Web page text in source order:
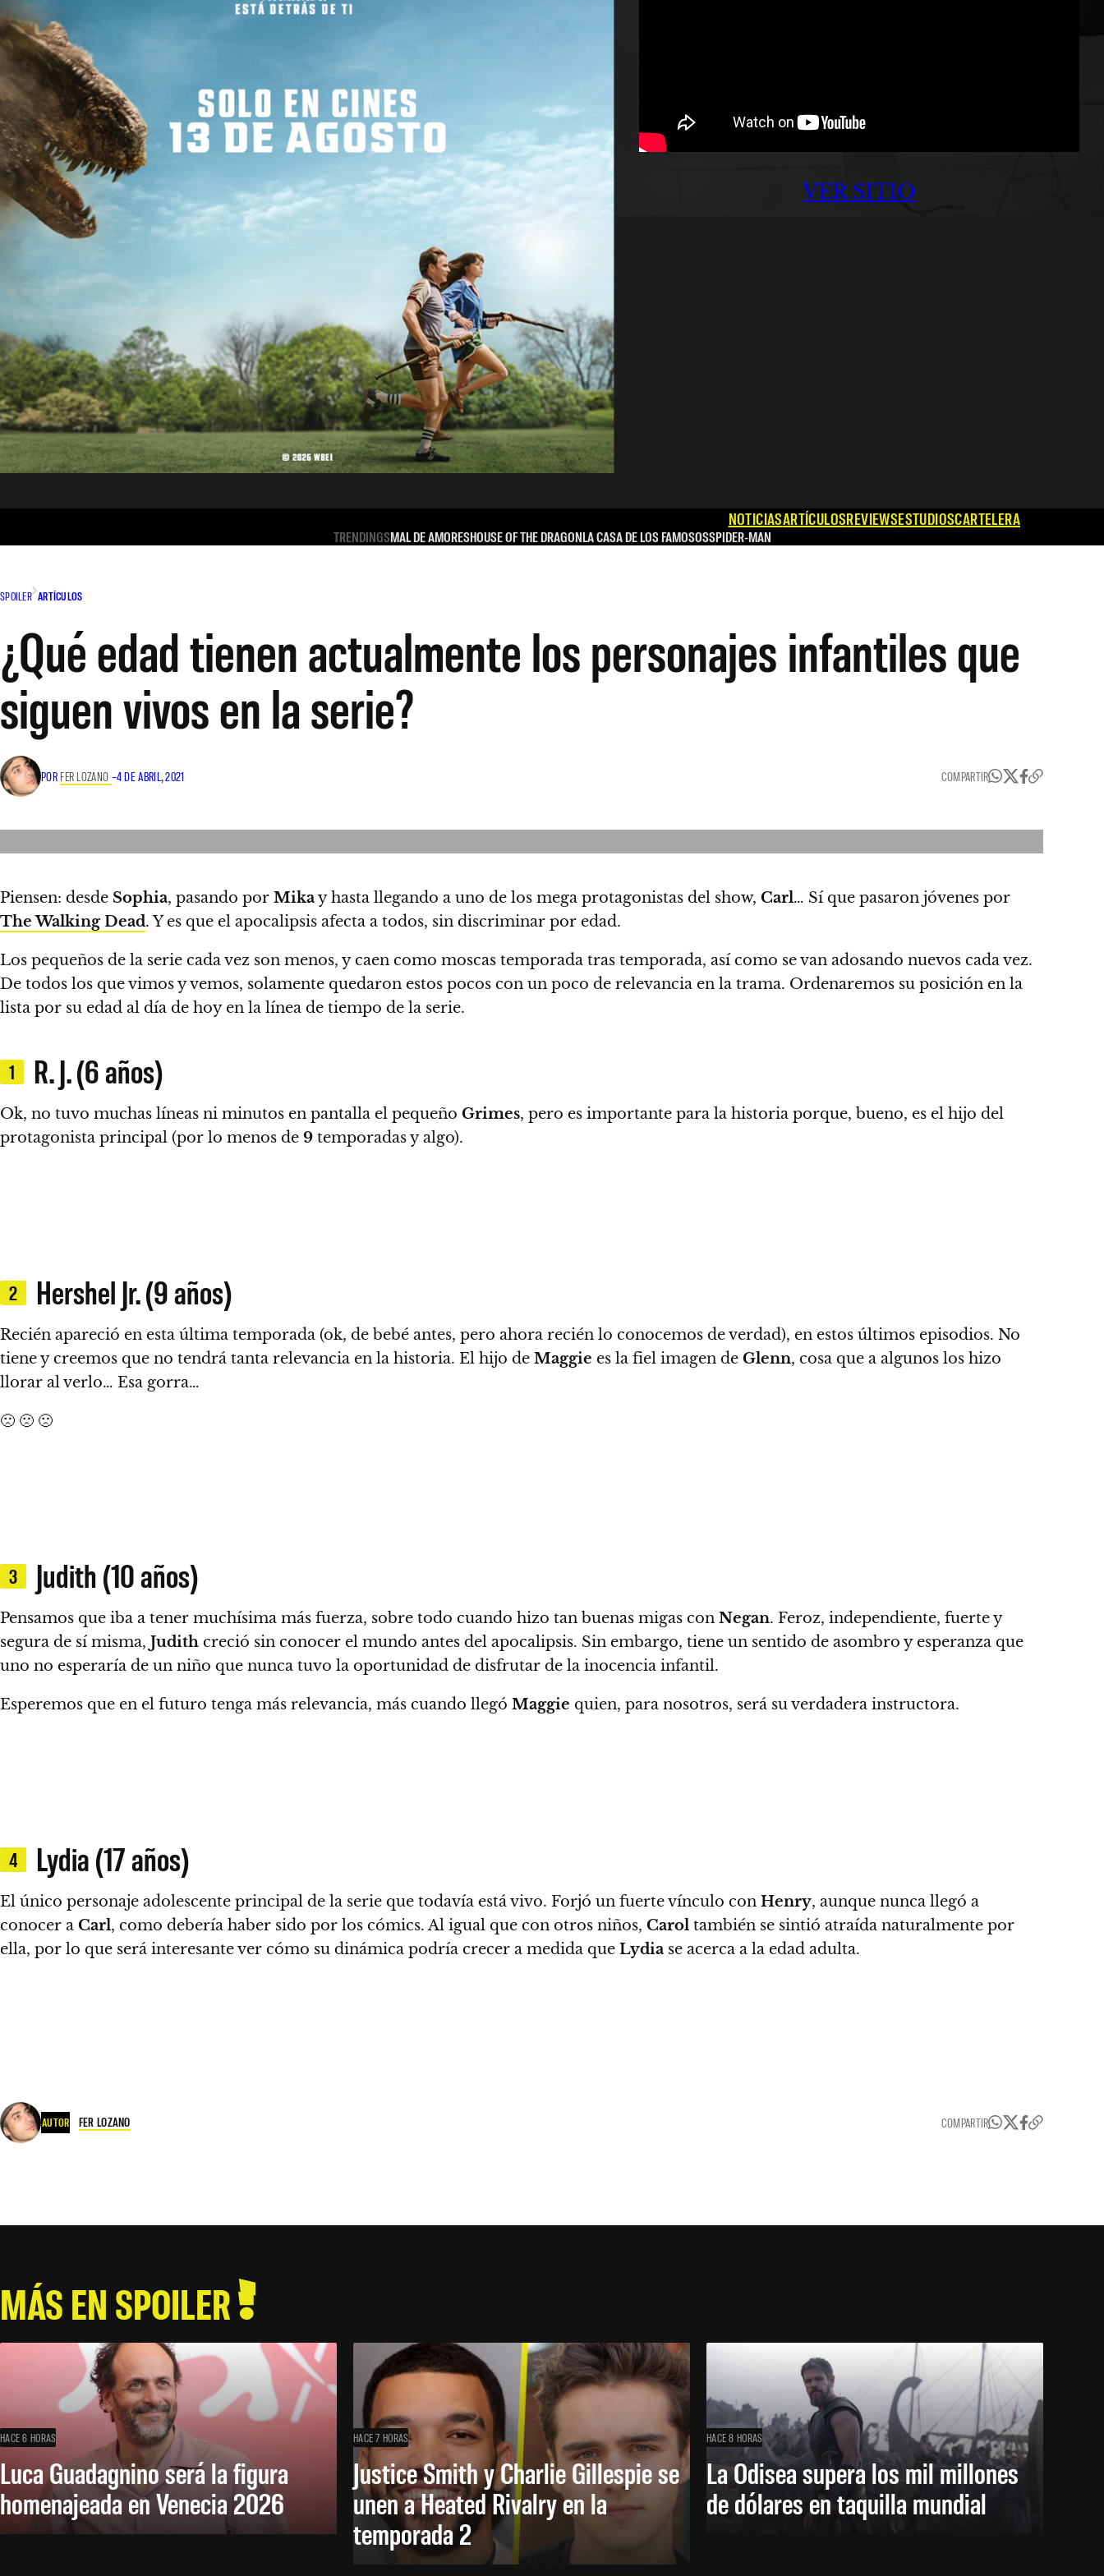
VER SITIO
NOTICIASARTÍCULOSREVIEWSESTUDIOSCARTELERA
TRENDINGSMAL DE AMORESHOUSE OF THE DRAGONLA CASA DE LOS FAMOSOSSPIDER-MAN
SPOILER ARTÍCULOS
¿Qué edad tienen actualmente los personajes infantiles que
siguen vivos en la serie?
POR FER LOZANO –4 DE ABRIL, 2021 COMPARTIR
Piensen: desde Sophia, pasando por Mikay hasta llegando a uno de los mega protagonistas del show, Carl… Sí que pasaron jóvenes por
The Walking Dead. Y es que el apocalipsis afecta a todos, sin discriminar por edad.
Los pequeños de la serie cada vez son menos, y caen como moscas temporada tras temporada, así como se van adosando nuevos cada vez.
De todos los que vimos y vemos, solamente quedaron estos pocos con un poco de relevancia en la trama. Ordenaremos su posición en la
lista por su edad al día de hoy en la línea de tiempo de la serie.
1 R. J. (6 años)
Ok, no tuvo muchas líneas ni minutos en pantalla el pequeño Grimes, pero es importante para la historia porque, bueno, es el hijo del
protagonista principal (por lo menos de 9 temporadas y algo).
2 Hershel Jr. (9 años)
Recién apareció en esta última temporada (ok, de bebé antes, pero ahora recién lo conocemos de verdad), en estos últimos episodios. No
tiene y creemos que no tendrá tanta relevancia en la historia. El hijo de Maggie es la fiel imagen de Glenn, cosa que a algunos los hizo
llorar al verlo… Esa gorra…
🙁 🙁 🙁
3 Judith (10 años)
Pensamos que iba a tener muchísima más fuerza, sobre todo cuando hizo tan buenas migas con Negan. Feroz, independiente, fuerte y
segura de sí misma, Judith creció sin conocer el mundo antes del apocalipsis. Sin embargo, tiene un sentido de asombro y esperanza que
uno no esperaría de un niño que nunca tuvo la oportunidad de disfrutar de la inocencia infantil.
Esperemos que en el futuro tenga más relevancia, más cuando llegó Maggie quien, para nosotros, será su verdadera instructora.
4 Lydia (17 años)
El único personaje adolescente principal de la serie que todavía está vivo. Forjó un fuerte vínculo con Henry, aunque nunca llegó a
conocer a Carl, como debería haber sido por los cómics. Al igual que con otros niños, Carol también se sintió atraída naturalmente por
ella, por lo que será interesante ver cómo su dinámica podría crecer a medida que Lydia se acerca a la edad adulta.
AUTOR FER LOZANO COMPARTIR
MÁS EN SPOILER
HACE 6 HORAS
Luca Guadagnino será la figura
homenajeada en Venecia 2026
HACE 7 HORAS
Justice Smith y Charlie Gillespie se
unen a Heated Rivalry en la
temporada 2
HACE 8 HORAS
La Odisea supera los mil millones
de dólares en taquilla mundial